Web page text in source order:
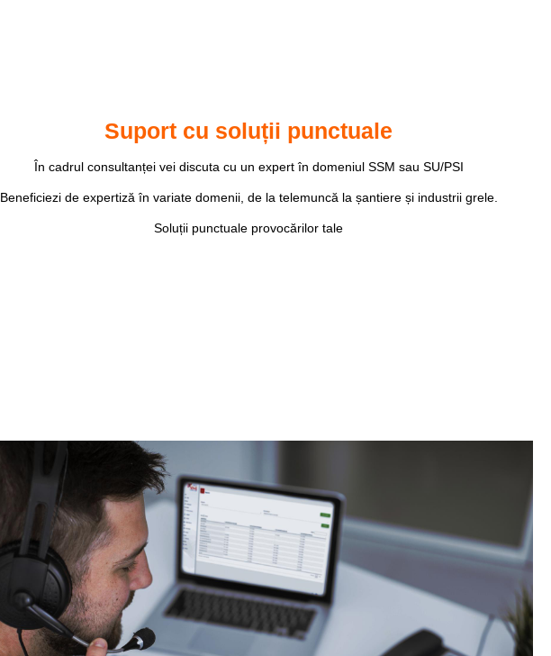
Suport cu soluții punctuale
În cadrul consultanței vei discuta cu un expert în domeniul SSM sau SU/PSI
Beneficiezi de expertiză în variate domenii, de la telemuncă la șantiere și industrii grele.
Soluții punctuale provocărilor tale